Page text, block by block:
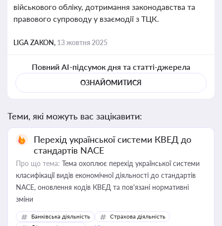
військового обліку, дотримання законодавства та
правового супроводу у взаємодії з ТЦК.
LIGA ZAKON, 13 жовтня 2025
Повний AI-підсумок дня та статті-джерела
ОЗНАЙОМИТИСЯ
Теми, які можуть вас зацікавити:
Перехід української системи КВЕД до
стандартів NACE
Про що тема: Тема охоплює перехід української системи
класифікації видів економічної діяльності до стандартів
NACE, оновлення кодів КВЕД та пов'язані нормативні
зміни
Банківська діяльність
Страхова діяльність